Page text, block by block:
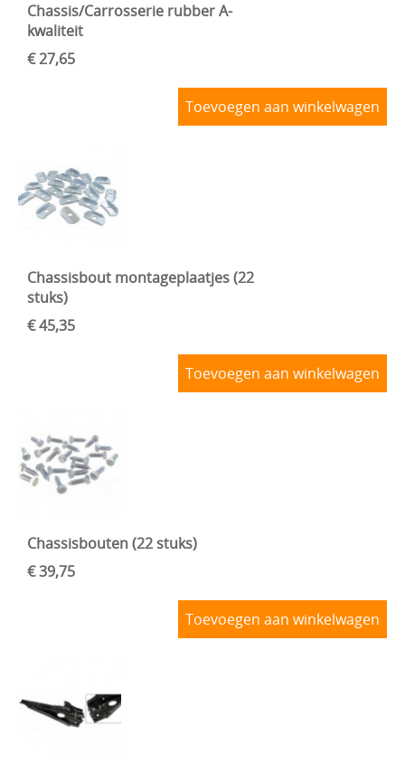
Chassis/Carrosserie rubber A-
kwaliteit
€ 27,65
Toevoegen aan winkelwagen
Chassisbout montageplaatjes (22
stuks)
€ 45,35
Toevoegen aan winkelwagen
Chassisbouten (22 stuks)
€ 39,75
Toevoegen aan winkelwagen